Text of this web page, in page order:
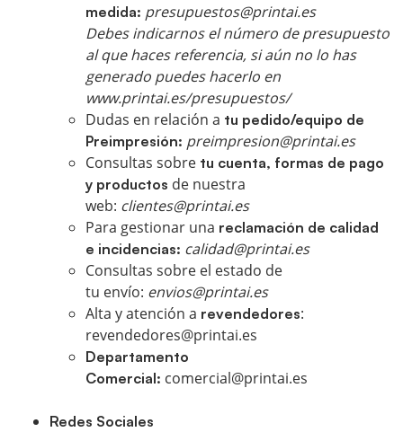
medida: presupuestos@printai.es
Debes indicarnos el número de presupuesto
al que haces referencia, si aún no lo has
generado puedes hacerlo en
www.printai.es/presupuestos/
Dudas en relación a tu pedido/equipo de
Preimpresión: preimpresion@printai.es
Consultas sobre tu cuenta, formas de pago
y productos de nuestra
web: clientes@printai.es
Para gestionar una reclamación de calidad
e incidencias: calidad@printai.es
Consultas sobre el estado de
tu envío: envios@printai.es
Alta y atención a revendedores:
revendedores@printai.es
Departamento
Comercial: comercial@printai.es
Redes Sociales